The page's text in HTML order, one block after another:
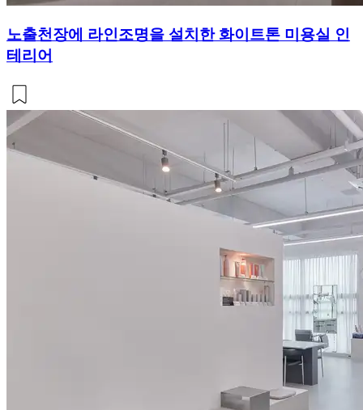
노출천장에 라인조명을 설치한 화이트톤 미용실 인
테리어